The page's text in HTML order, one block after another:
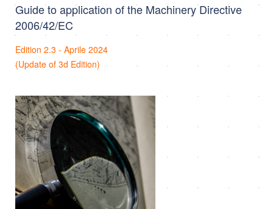
Guide to application of the Machinery Directive
2006/42/EC
Edition 2.3 - Aprile 2024
(Update of 3d Edition)